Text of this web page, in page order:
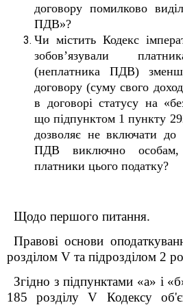
договору помилково
ПДВ»?
Чи містить Кодекс
зобов’язували
(неплатника ПДВ)
договору (суму свого
в договорі статусу на
що підпунктом 1 пункту
дозволяє не включати
ПДВ виключно особам,
платники цього податку?
Щодо першого питання.
Правові основи
розділом V та підрозділом 2
Згідно з підпунктами «а» і
185 розділу V Кодексу